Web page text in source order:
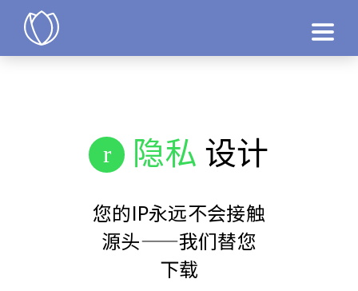
隐私 设计
您的IP永远不会接触
源头——我们替您
下载